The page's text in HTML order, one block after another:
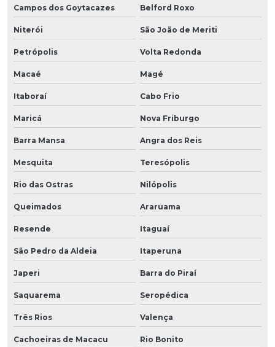
Campos dos Goytacazes Belford Roxo
Niterói São João de Meriti
Petrópolis Volta Redonda
Macaé Magé
Itaboraí Cabo Frio
Maricá Nova Friburgo
Barra Mansa Angra dos Reis
Mesquita Teresópolis
Rio das Ostras Nilópolis
Queimados Araruama
Resende Itaguaí
São Pedro da Aldeia Itaperuna
Japeri Barra do Piraí
Saquarema Seropédica
Três Rios Valença
Cachoeiras de Macacu Rio Bonito